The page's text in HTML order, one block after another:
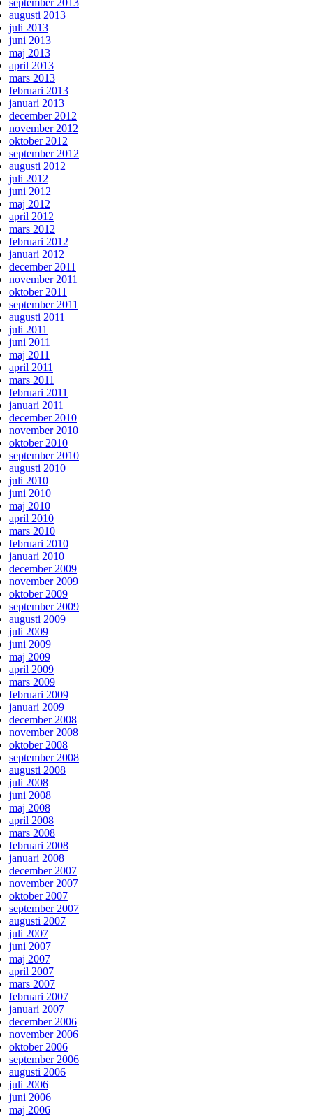
september 2013
augusti 2013
juli 2013
juni 2013
maj 2013
april 2013
mars 2013
februari 2013
januari 2013
december 2012
november 2012
oktober 2012
september 2012
augusti 2012
juli 2012
juni 2012
maj 2012
april 2012
mars 2012
februari 2012
januari 2012
december 2011
november 2011
oktober 2011
september 2011
augusti 2011
juli 2011
juni 2011
maj 2011
april 2011
mars 2011
februari 2011
januari 2011
december 2010
november 2010
oktober 2010
september 2010
augusti 2010
juli 2010
juni 2010
maj 2010
april 2010
mars 2010
februari 2010
januari 2010
december 2009
november 2009
oktober 2009
september 2009
augusti 2009
juli 2009
juni 2009
maj 2009
april 2009
mars 2009
februari 2009
januari 2009
december 2008
november 2008
oktober 2008
september 2008
augusti 2008
juli 2008
juni 2008
maj 2008
april 2008
mars 2008
februari 2008
januari 2008
december 2007
november 2007
oktober 2007
september 2007
augusti 2007
juli 2007
juni 2007
maj 2007
april 2007
mars 2007
februari 2007
januari 2007
december 2006
november 2006
oktober 2006
september 2006
augusti 2006
juli 2006
juni 2006
maj 2006